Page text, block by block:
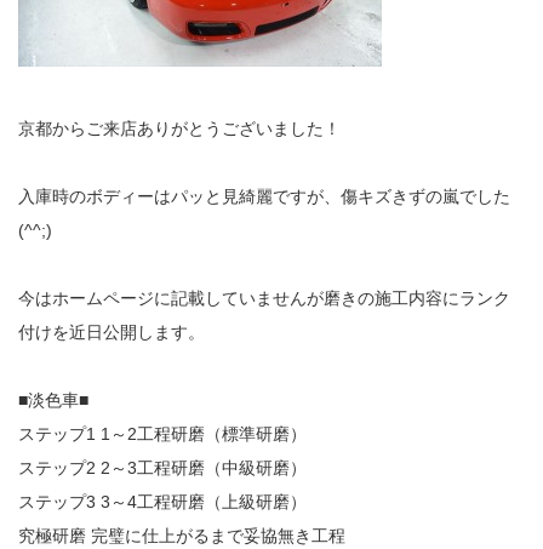
京都からご来店ありがとうございました！
入庫時のボディーはパッと見綺麗ですが、傷キズきずの嵐でした
(^^;)
今はホームページに記載していませんが磨きの施工内容にランク
付けを近日公開します。
■淡色車■
ステップ1 1～2工程研磨（標準研磨）
ステップ2 2～3工程研磨（中級研磨）
ステップ3 3～4工程研磨（上級研磨）
究極研磨 完璧に仕上がるまで妥協無き工程